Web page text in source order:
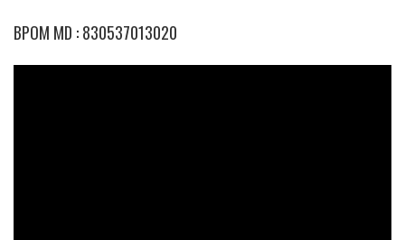
BPOM MD : 830537013020